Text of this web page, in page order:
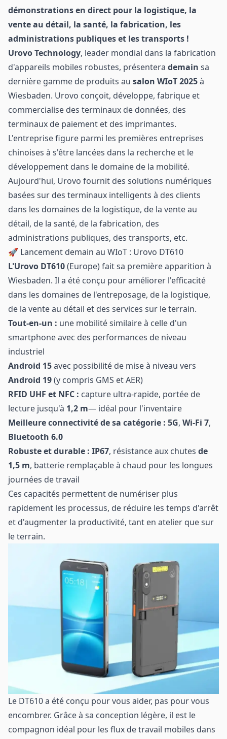
démonstrations en direct pour la logistique, la
vente au détail, la santé, la fabrication, les
administrations publiques et les transports !
Urovo Technology, leader mondial dans la fabrication
d'appareils mobiles robustes, présentera demain sa
dernière gamme de produits au salon WIoT 2025à
Wiesbaden. Urovo conçoit, développe, fabrique et
commercialise des terminaux de données, des
terminaux de paiement et des imprimantes.
L'entreprise figure parmi les premières entreprises
chinoises à s'être lancées dans la recherche et le
développement dans le domaine de la mobilité.
Aujourd'hui, Urovo fournit des solutions numériques
basées sur des terminaux intelligents à des clients
dans les domaines de la logistique, de la vente au
détail, de la santé, de la fabrication, des
administrations publiques, des transports, etc.
🚀 Lancement demain au WIoT : Urovo DT610
L'Urovo DT610(Europe) fait sa première apparition à
Wiesbaden. Il a été conçu pour améliorer l'efficacité
dans les domaines de l'entreposage, de la logistique,
de la vente au détail et des services sur le terrain.
Tout-en-un : une mobilité similaire à celle d'un
smartphone avec des performances de niveau
industriel
Android 15avec possibilité de mise à niveau vers
Android 19(y compris GMS et AER)
RFID UHF et NFC : capture ultra-rapide, portée de
lecture jusqu'à 1,2 m— idéal pour l'inventaire
Meilleure connectivité de sa catégorie : 5G, Wi-Fi 7,
Bluetooth 6.0
Robuste et durable : IP67, résistance aux chutes de
1,5 m, batterie remplaçable à chaud pour les longues
journées de travail
Ces capacités permettent de numériser plus
rapidement les processus, de réduire les temps d'arrêt
et d'augmenter la productivité, tant en atelier que sur
le terrain.
Le DT610 a été conçu pour vous aider, pas pour vous
encombrer. Grâce à sa conception légère, il est le
compagnon idéal pour les flux de travail mobiles dans